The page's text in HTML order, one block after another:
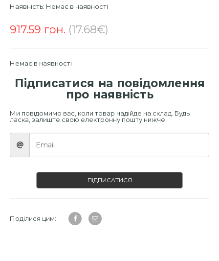
Наявність: Немає в наявності
917.59 грн. (17.68€)
Немає в наявності
Підписатися на повідомлення
про наявність
Ми повідомимо вас, коли товар надійде на склад. Будь
ласка, залиште свою електронну пошту нижче.
ПІДПИСАТИСЯ
Поділися цим: